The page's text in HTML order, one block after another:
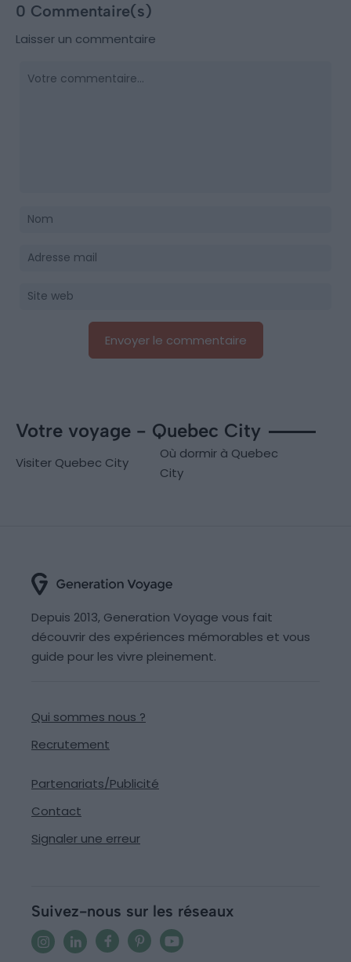
0 Commentaire(s)
Laisser un commentaire
Votre voyage - Quebec City
Visiter Quebec City
Où dormir à Quebec
City
Depuis 2013, Generation Voyage vous fait
découvrir des expériences mémorables et vous
guide pour les vivre pleinement.
Qui sommes nous ?
Recrutement
Partenariats/Publicité
Contact
Signaler une erreur
Suivez-nous sur les réseaux